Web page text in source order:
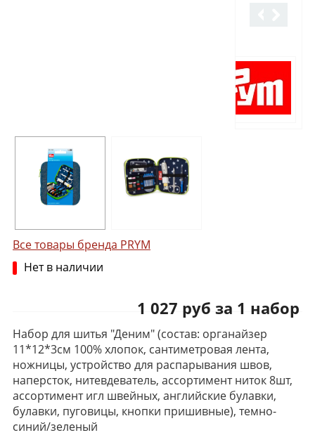
Все товары бренда PRYM
Нет в наличии
1 027 руб за 1 набор
Набор для шитья "Деним" (состав: органайзер
11*12*3см 100% хлопок, сантиметровая лента,
ножницы, устройство для распарывания швов,
наперсток, нитевдеватель, ассортимент ниток 8шт,
ассортимент игл швейных, английские булавки,
булавки, пуговицы, кнопки пришивные), темно-
синий/зеленый